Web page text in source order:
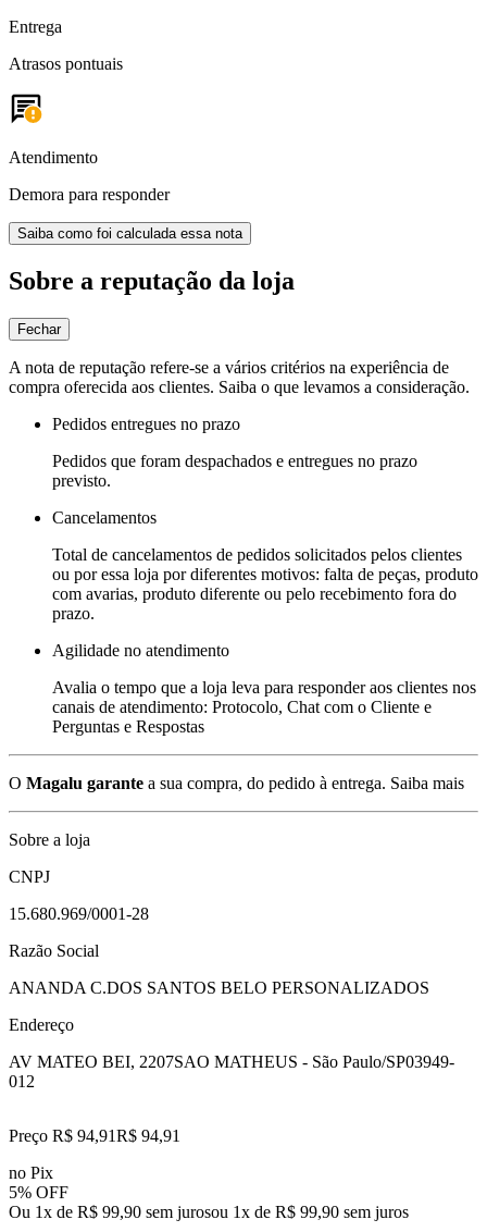
Entrega
Atrasos pontuais
Atendimento
Demora para responder
Saiba como foi calculada essa nota
Sobre a reputação da loja
Fechar
A nota de reputação refere-se a vários critérios na experiência de
compra oferecida aos clientes. Saiba o que levamos a consideração.
Pedidos entregues no prazo
Pedidos que foram despachados e entregues no prazo
previsto.
Cancelamentos
Total de cancelamentos de pedidos solicitados pelos clientes
ou por essa loja por diferentes motivos: falta de peças, produto
com avarias, produto diferente ou pelo recebimento fora do
prazo.
Agilidade no atendimento
Avalia o tempo que a loja leva para responder aos clientes nos
canais de atendimento: Protocolo, Chat com o Cliente e
Perguntas e Respostas
O Magalu garante a sua compra, do pedido à entrega. Saiba mais
Sobre a loja
CNPJ
15.680.969/0001-28
Razão Social
ANANDA C.DOS SANTOS BELO PERSONALIZADOS
Endereço
AV MATEO BEI, 2207SAO MATHEUS - São Paulo/SP03949-
012
Preço R$ 94,91R$ 94,91
no Pix
5% OFF
Ou 1x de R$ 99,90 sem jurosou 1x de R$ 99,90 sem juros